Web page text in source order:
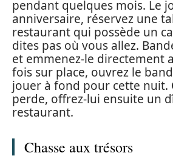
pendant quelques mois. Le
anniversaire, réservez une
restaurant qui possède un
dites pas où vous allez.
et emmenez-le directement
fois sur place, ouvrez le
jouer à fond pour cette nuit.
perde, offrez-lui ensuite un
restaurant.
Chasse aux trésors